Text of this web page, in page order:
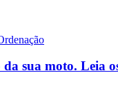
da sua moto. Leia